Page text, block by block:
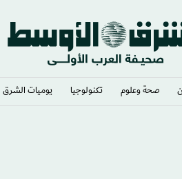
صحة وعلوم تكنولوجيا يوميات الشرق​